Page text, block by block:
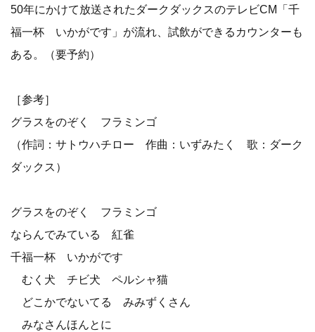
50年にかけて放送されたダークダックスのテレビCM「千
福一杯 いかがです」が流れ、試飲ができるカウンターも
ある。（要予約）
［参考］
グラスをのぞく フラミンゴ
（作詞：サトウハチロー 作曲：いずみたく 歌：ダーク
ダックス）
グラスをのぞく フラミンゴ
ならんでみている 紅雀
千福一杯 いかがです
むく犬 チビ犬 ペルシャ猫
どこかでないてる みみずくさん
みなさんほんとに